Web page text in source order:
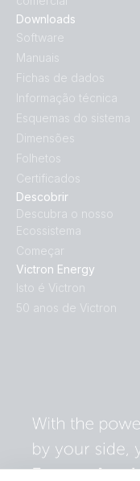
Descobrir
Descubra o nosso
Ecossistema
Começar
Victron Energy
Isto é Victron
50 anos de Victron
Downloads
Software
Manuais
Fichas de dados
Informação técnica
Esquemas do sistema
Dimensões
Folhetos
Certificados